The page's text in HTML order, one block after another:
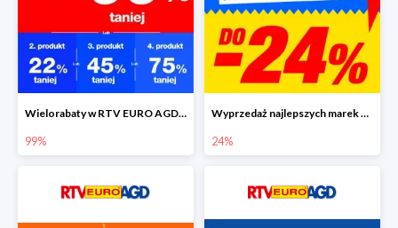
Wielorabaty w RTV EURO AGD - piąty produkt nawet 99% taniej
99%
Wyprzedaż najlepszych marek w RTV EURO AGD do -24%
24%